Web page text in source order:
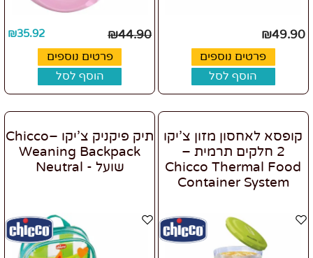
₪49.90
פרטים נוספים
הוסף לסל
₪44.90
₪35.92
פרטים נוספים
הוסף לסל
קופסא לאחסון מזון צ’יקו
2 חלקים תרמית –
Chicco Thermal Food
Container System
תיק פיקניק צ’יקו –Chicco
Weaning Backpack
שועל - Neutral